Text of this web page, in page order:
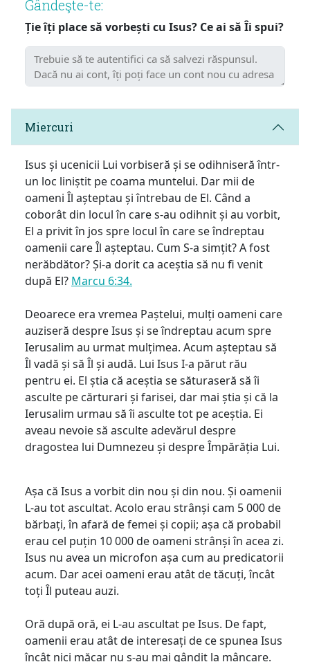
Gândeşte-te:
Ție îți place să vorbești cu Isus? Ce ai să Îi spui?
Miercuri
Isus și ucenicii Lui vorbiseră și se odihniseră într-
un loc liniștit pe coama muntelui. Dar mii de
oameni Îl așteptau și întrebau de El. Când a
coborât din locul în care s-au odihnit și au vorbit,
El a privit în jos spre locul în care se îndreptau
oamenii care Îl așteptau. Cum S-a simțit? A fost
nerăbdător? Și-a dorit ca aceștia să nu fi venit
după El? Marcu 6:34.
Deoarece era vremea Paștelui, mulți oameni care
auziseră despre Isus și se îndreptau acum spre
Ierusalim au urmat mulțimea. Acum așteptau să
Îl vadă și să Îl și audă. Lui Isus I-a părut rău
pentru ei. El știa că aceștia se săturaseră să îi
asculte pe cărturari și farisei, dar mai știa și că la
Ierusalim urmau să îi asculte tot pe aceștia. Ei
aveau nevoie să asculte adevărul despre
dragostea lui Dumnezeu și despre Împărăția Lui.
Așa că Isus a vorbit din nou și din nou. Și oamenii
L-au tot ascultat. Acolo erau strânși cam 5 000 de
bărbați, în afară de femei și copii; așa că probabil
erau cel puțin 10 000 de oameni strânși în acea zi.
Isus nu avea un microfon așa cum au predicatorii
acum. Dar acei oameni erau atât de tăcuți, încât
toți Îl puteau auzi.
Oră după oră, ei L-au ascultat pe Isus. De fapt,
oamenii erau atât de interesați de ce spunea Isus
încât nici măcar nu s-au mai gândit la mâncare.